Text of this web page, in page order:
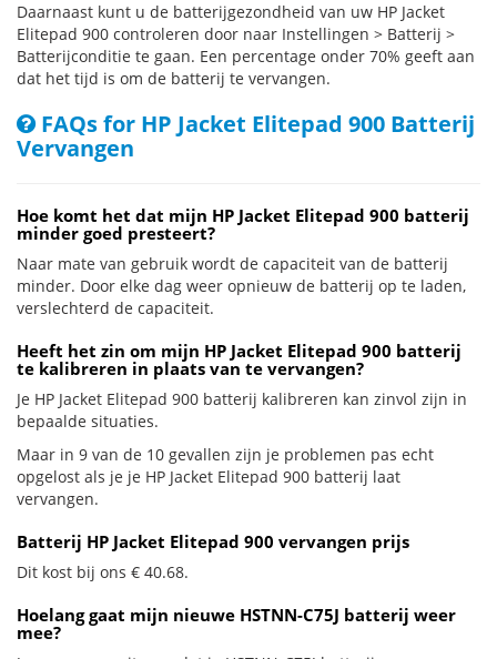
Daarnaast kunt u de batterijgezondheid van uw HP Jacket
Elitepad 900 controleren door naar Instellingen > Batterij >
Batterijconditie te gaan. Een percentage onder 70% geeft aan
dat het tijd is om de batterij te vervangen.
FAQs for HP Jacket Elitepad 900 Batterij
Vervangen
Hoe komt het dat mijn HP Jacket Elitepad 900 batterij
minder goed presteert?
Naar mate van gebruik wordt de capaciteit van de batterij
minder. Door elke dag weer opnieuw de batterij op te laden,
verslechterd de capaciteit.
Heeft het zin om mijn HP Jacket Elitepad 900 batterij
te kalibreren in plaats van te vervangen?
Je HP Jacket Elitepad 900 batterij kalibreren kan zinvol zijn in
bepaalde situaties.
Maar in 9 van de 10 gevallen zijn je problemen pas echt
opgelost als je je HP Jacket Elitepad 900 batterij laat
vervangen.
Batterij HP Jacket Elitepad 900 vervangen prijs
Dit kost bij ons € 40.68.
Hoelang gaat mijn nieuwe HSTNN-C75J batterij weer
mee?